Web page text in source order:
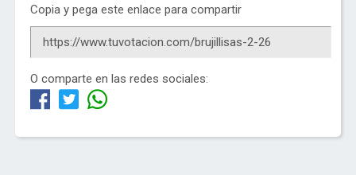
Copia y pega este enlace para compartir
O comparte en las redes sociales: